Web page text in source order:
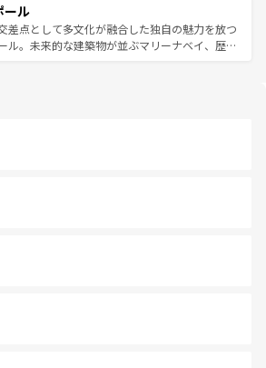
しい。
候は一年中温暖で、どの季節にも異なる楽しみ
る。親しみやすいタイの人々、仏教を中心とし
して多様な観光資源が、訪れる旅人を魅了し続
訪れても感動するはず。観光スポットが密集し
率よく見どころを回れるのも魅力。息をのむよ
ら文化的な体験まで、香港を存分に楽しみ尽く
ール
差点として多文化が融合した独自の魅力を放つ
ル。未来的な建築物が並ぶマリーナベイ、歴史
ーズは地元の風情を楽しめる外せないスポット